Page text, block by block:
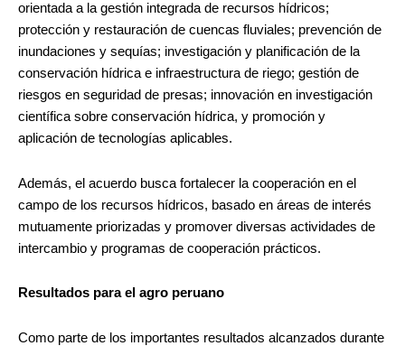
orientada a la gestión integrada de recursos hídricos;
protección y restauración de cuencas fluviales; prevención de
inundaciones y sequías; investigación y planificación de la
conservación hídrica e infraestructura de riego; gestión de
riesgos en seguridad de presas; innovación en investigación
científica sobre conservación hídrica, y promoción y
aplicación de tecnologías aplicables.
Además, el acuerdo busca fortalecer la cooperación en el
campo de los recursos hídricos, basado en áreas de interés
mutuamente priorizadas y promover diversas actividades de
intercambio y programas de cooperación prácticos.
Resultados para el agro peruano
Como parte de los importantes resultados alcanzados durante